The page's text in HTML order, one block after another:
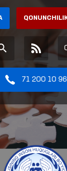
71 200 10 96